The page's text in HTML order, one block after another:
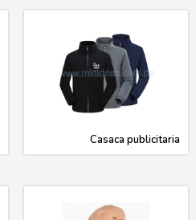
Casaca publicitaria